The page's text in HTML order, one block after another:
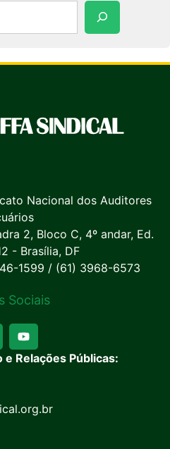
Nacional dos Auditores
2, Bloco C, 4º andar, Ed.
- Brasília, DF
1599 / (61) 3968-6573
Sociais
Relações Públicas: